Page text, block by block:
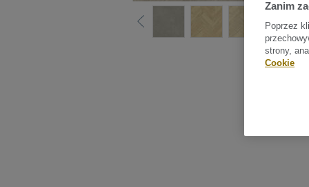
Zanim
Poprzez
strony,
Cookie